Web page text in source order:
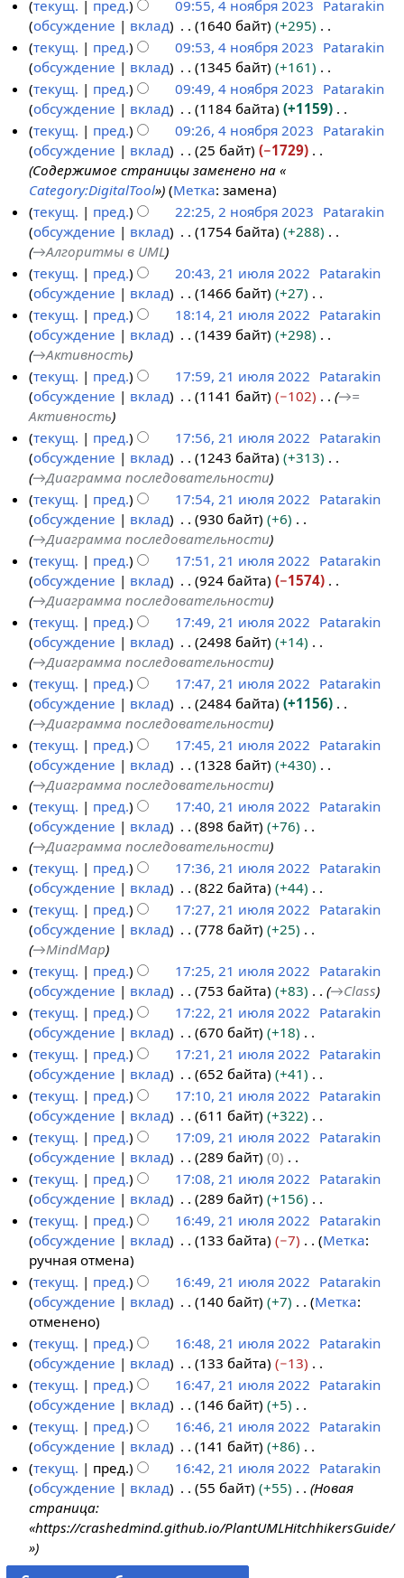
и
в
к
и
р
а
в
к
и
я
п
р
а
в
к
и
0
3
и
с
а
н
и
я
п
р
а
в
к
и
о
п
и
с
а
н
и
я
п
р
а
в
к
и
е
т
о
п
и
с
а
н
и
п
р
а
в
к
и
текущ. пред. 09:55, 4 ноября 2023 Patarakin
обсуждение
вклад 1640 байт
+295
Н
е
т
о
п
и
с
а
н
и
я
п
р
а
в
к
и
текущ. пред. 09:53, 4 ноября 2023 Patarakin
обсуждение
вклад 1345 байт
+161
Н
е
т
о
п
и
с
а
н
и
я
п
р
а
в
к
и
текущ. пред. 09:49, 4 ноября 2023 Patarakin
обсуждение
вклад 1184 байта
+1159
Н
е
т
о
п
и
с
а
н
и
я
п
р
а
в
к
и
текущ. пред. 09:26, 4 ноября 2023 Patarakin
обсуждение
вклад 25 байт
−1729
Содержимое страницы заменено на «
Category:DigitalTool» Метка:замена
о
б
2
3
текущ. пред. 22:25, 2 ноября 2023 Patarakin
обсуждение
вклад 1754 байта
+288
→Алгоритмы в UML
1
л
0
текущ. пред. 20:43, 21 июля 2022 Patarakin
обсуждение
вклад 1466 байт
+27
Н
е
т
о
п
и
с
а
н
и
я
п
р
а
в
к
и
текущ. пред. 18:14, 21 июля 2022 Patarakin
обсуждение
вклад 1439 байт
+298
→Активность
текущ.
пред. 17:59, 21 июля 2022 Patarakin
обсуждение
вклад 1141 байт −102 →=
Активность
текущ.
пред. 17:56, 21 июля 2022 Patarakin
обсуждение
вклад 1243 байта
+313
→Диаграмма последовательности
текущ.
пред. 17:54, 21 июля 2022 Patarakin
обсуждение
вклад 930 байт
+6
→Диаграмма последовательности
текущ.
пред. 17:51, 21 июля 2022 Patarakin
обсуждение
вклад 924 байта
−1574
→Диаграмма последовательности
текущ.
пред. 17:49, 21 июля 2022 Patarakin
обсуждение
вклад 2498 байт
+14
→Диаграмма последовательности
текущ.
пред. 17:47, 21 июля 2022 Patarakin
обсуждение
вклад 2484 байта
+1156
→Диаграмма последовательности
текущ.
пред. 17:45, 21 июля 2022 Patarakin
обсуждение
вклад 1328 байт
+430
→Диаграмма последовательности
текущ.
пред. 17:40, 21 июля 2022 Patarakin
обсуждение
вклад 898 байт
+76
→Диаграмма последовательности
текущ.
пред. 17:36, 21 июля 2022 Patarakin
обсуждение
вклад 822 байта
+44
Н
е
т
о
п
и
с
а
н
и
я
п
р
а
в
к
и
текущ. пред. 17:27, 21 июля 2022 Patarakin
обсуждение
вклад 778 байт
+25
→MindMap
текущ.
пред. 17:25, 21 июля 2022 Patarakin
обсуждение
вклад 753 байта +83 →Class
текущ.
пред. 17:22, 21 июля 2022 Patarakin
обсуждение
вклад 670 байт
+18
Н
е
т
о
п
и
с
а
н
и
я
п
р
а
в
к
и
текущ. пред. 17:21, 21 июля 2022 Patarakin
обсуждение
вклад 652 байта
+41
Н
е
т
о
п
и
с
а
н
и
я
п
р
а
в
к
и
текущ. пред. 17:10, 21 июля 2022 Patarakin
обсуждение
вклад 611 байт
+322
Н
е
т
о
п
и
с
а
н
и
п
р
а
в
к
и
текущ. пред. 17:09, 21 июля 2022 Patarakin
обсуждение
вклад 289 байт
0
Н
е
т
о
п
и
с
а
н
и
я
п
р
а
в
к
и
текущ. пред. 17:08, 21 июля 2022 Patarakin
обсуждение
вклад 289 байт
+156
Н
е
т
о
п
и
с
а
н
и
я
п
р
а
в
к
и
текущ. пред. 16:49, 21 июля 2022 Patarakin
обсуждение
вклад 133 байта
−7
Н
е
т
о
п
и
с
а
н
и
я
п
р
а
в
к
Метка:
ручная отмена
текущ.
пред. 16:49, 21 июля 2022 Patarakin
обсуждение
вклад 140 байт
+7
Н
е
т
о
п
и
с
а
н
и
п
р
Метка:
отменено
текущ.
пред. 16:48, 21 июля 2022 Patarakin
обсуждение
вклад 133 байта
−13
Н
е
т
о
п
и
с
н
и
текущ. пред. 16:47, 21 июля 2022 Patarakin
обсуждение
вклад 146 байт
+5
Н
е
т
о
п
и
с
а
текущ. пред. 16:46, 21 июля 2022 Patarakin
обсуждение
вклад 141 байт
+86
Н
е
т
о
п
и
текущ. пред. 16:42, 21 июля 2022 Patarakin
обсуждение
вклад 55 байт +55
Новая
страница:
«https://crashedmind.github.io/PlantUMLHitchhikersGuide/
»